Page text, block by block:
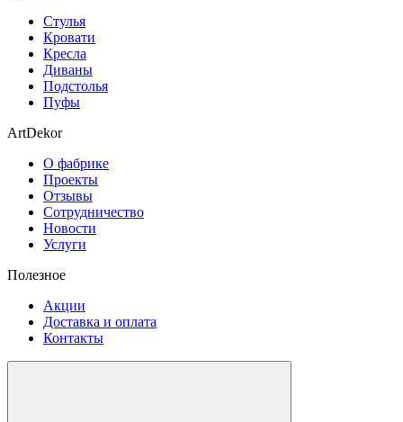
Стулья
Кровати
Кресла
Диваны
Подстолья
Пуфы
ArtDekor
О фабрике
Проекты
Отзывы
Сотрудничество
Новости
Услуги
Полезное
Акции
Доставка и оплата
Контакты